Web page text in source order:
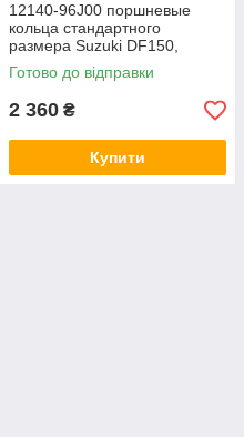
12140-96J00 поршневые
кольца стандартного
размера Suzuki DF150,
Suzuki DF150A, Suzuki
DF175, Suzuki DF175A,
Suzuki DF200A
Готово до відправки
2 360 ₴
Купити